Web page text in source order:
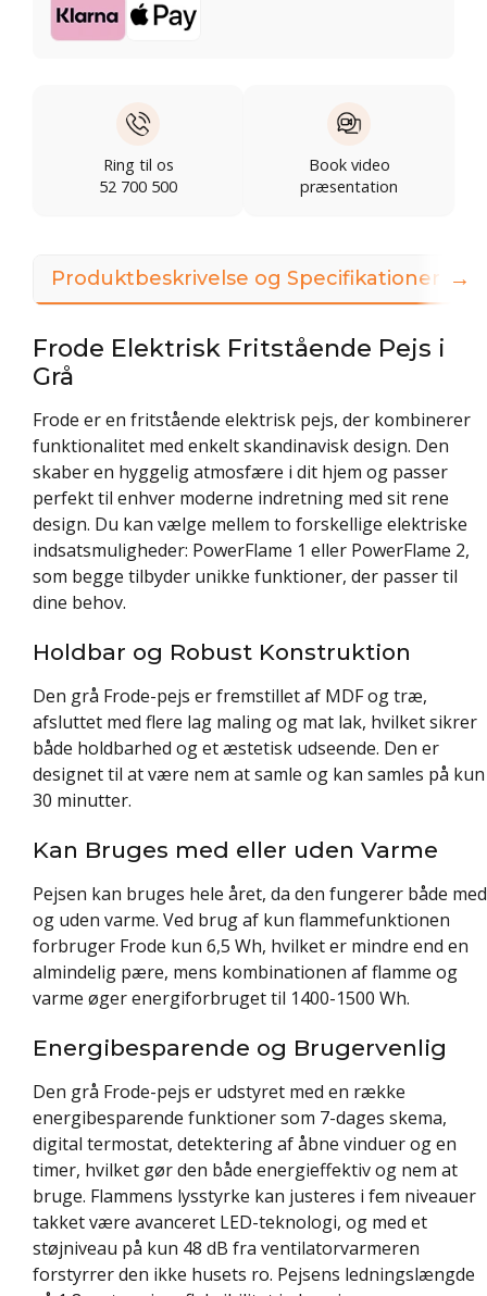
Ring til os
52 700 500
Book video
præsentation
Produktbeskrivelse og Specifikationer
Frode Elektrisk Fritstående Pejs i
Grå
Frode er en fritstående elektrisk pejs, der kombinerer
funktionalitet med enkelt skandinavisk design. Den
skaber en hyggelig atmosfære i dit hjem og passer
perfekt til enhver moderne indretning med sit rene
design. Du kan vælge mellem to forskellige elektriske
indsatsmuligheder: PowerFlame 1 eller PowerFlame 2,
som begge tilbyder unikke funktioner, der passer til
dine behov.
Holdbar og Robust Konstruktion
Den grå Frode-pejs er fremstillet af MDF og træ,
afsluttet med flere lag maling og mat lak, hvilket sikrer
både holdbarhed og et æstetisk udseende. Den er
designet til at være nem at samle og kan samles på kun
30 minutter.
Kan Bruges med eller uden Varme
Pejsen kan bruges hele året, da den fungerer både med
og uden varme. Ved brug af kun flammefunktionen
forbruger Frode kun 6,5 Wh, hvilket er mindre end en
almindelig pære, mens kombinationen af flamme og
varme øger energiforbruget til 1400-1500 Wh.
Energibesparende og Brugervenlig
Den grå Frode-pejs er udstyret med en række
energibesparende funktioner som 7-dages skema,
digital termostat, detektering af åbne vinduer og en
timer, hvilket gør den både energieffektiv og nem at
bruge. Flammens lysstyrke kan justeres i fem niveauer
takket være avanceret LED-teknologi, og med et
støjniveau på kun 48 dB fra ventilatorvarmeren
forstyrrer den ikke husets ro. Pejsens ledningslængde
→